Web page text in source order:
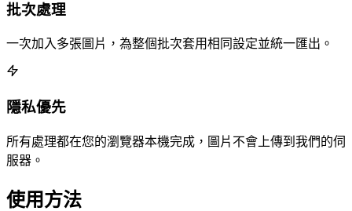
批次處理
一次加入多張圖片，為整個批次套用相同設定並統一匯出。
隱私優先
所有處理都在您的瀏覽器本機完成，圖片不會上傳到我們的伺
服器。
使用方法